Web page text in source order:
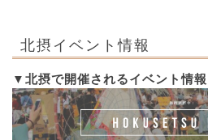
北摂イベント情報
▼北摂で開催されるイベント情報